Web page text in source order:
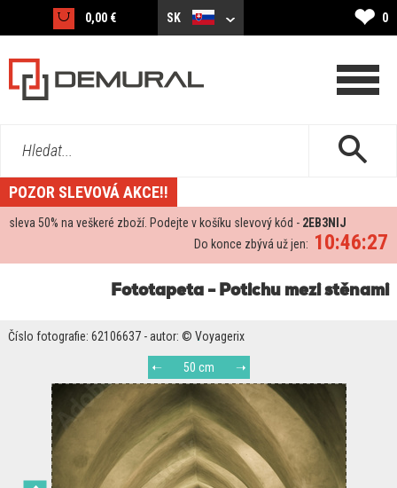
0,00 € SK ❤ 0
Hledat...
POZOR SLEVOVÁ AKCE!!
sleva 50% na veškeré zboží. Podejte v košíku slevový kód - 2EB3NIJ
10:46:27
Do konce zbývá už jen:
Fototapeta - Potichu mezi stěnami
Číslo fotografie: 62106637 - autor: © Voyagerix
50 cm